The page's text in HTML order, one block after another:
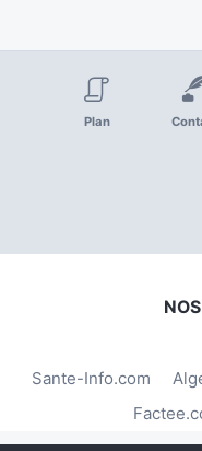
Plan
Sante-Info.com